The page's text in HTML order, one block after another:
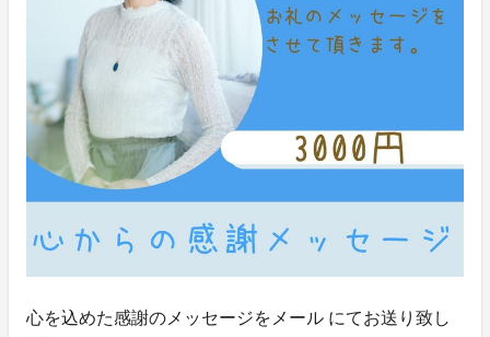
心を込めた感謝のメッセージをメール にてお送り致し